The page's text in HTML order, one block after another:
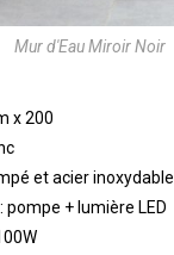
Mur d'Eau Miroir Noir
x 200
et acier inoxydable
pompe + lumière LED